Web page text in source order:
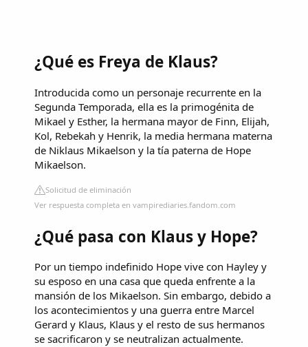
¿Qué es Freya de Klaus?
Introducida como un personaje recurrente en la
Segunda Temporada, ella es la primogénita de
Mikael y Esther, la hermana mayor de Finn, Elijah,
Kol, Rebekah y Henrik, la media hermana materna
de Niklaus Mikaelson y la tía paterna de Hope
Mikaelson.
Solicitud de eliminación
Ver respuesta completa en vampirediaries.fandom.com
¿Qué pasa con Klaus y Hope?
Por un tiempo indefinido Hope vive con Hayley y
su esposo en una casa que queda enfrente a la
mansión de los Mikaelson. Sin embargo, debido a
los acontecimientos y una guerra entre Marcel
Gerard y Klaus, Klaus y el resto de sus hermanos
se sacrificaron y se neutralizan actualmente.